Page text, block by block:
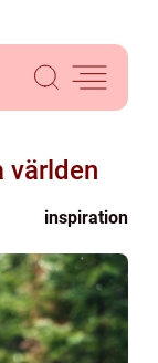
världen
inspiration